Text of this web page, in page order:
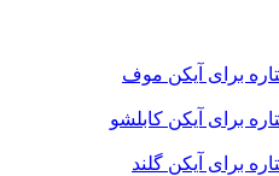
موف
کابلشو
گلند